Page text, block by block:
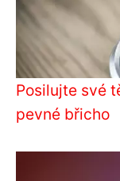
Posilujte své
pevné břicho